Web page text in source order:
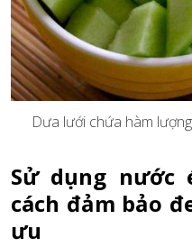
Dưa lưới chứa hàm
Sử dụng nước
cách đảm bảo
ưu